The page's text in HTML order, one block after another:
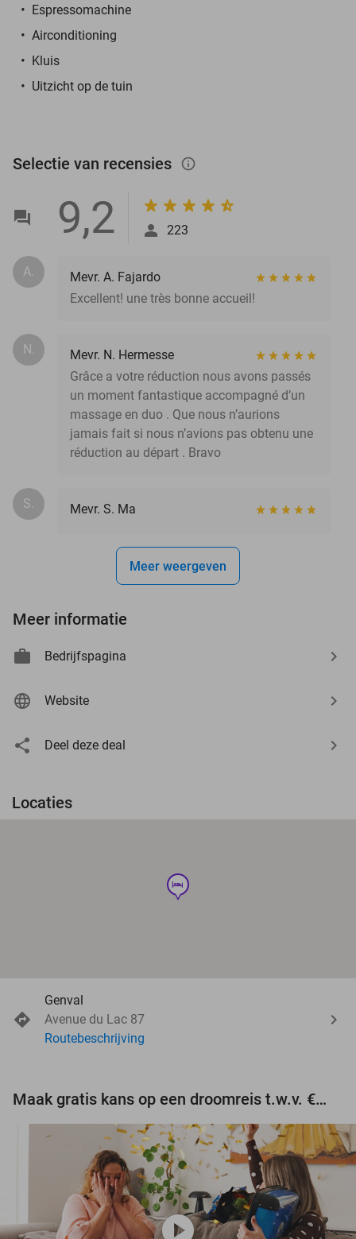
Espressomachine
Airconditioning
Kluis
Uitzicht op de tuin
Selectie van recensies info_outlined
9,2 223
A.
Mevr. A. Fajardo
Excellent! une très bonne accueil!
N.
Mevr. N. Hermesse
Grâce a votre réduction nous avons passés
un moment fantastique accompagné d’un
massage en duo . Que nous n’aurions
jamais fait si nous n’avions pas obtenu une
réduction au départ . Bravo
S. Mevr. S. Ma
Meer weergeven
Meer informatie
Bedrijfspagina
Website
Deel deze deal
Locaties
hotel
Genval
Avenue du Lac 87
Routebeschrijving
Maak gratis kans op een droomreis t.w.v. €3.000!
play_circle